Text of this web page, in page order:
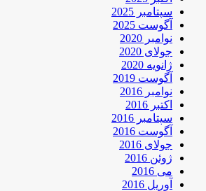
سپتامبر 2025
آگوست 2025
نوامبر 2020
جولای 2020
ژانویه 2020
آگوست 2019
نوامبر 2016
اکتبر 2016
سپتامبر 2016
آگوست 2016
جولای 2016
ژوئن 2016
می 2016
آوریل 2016